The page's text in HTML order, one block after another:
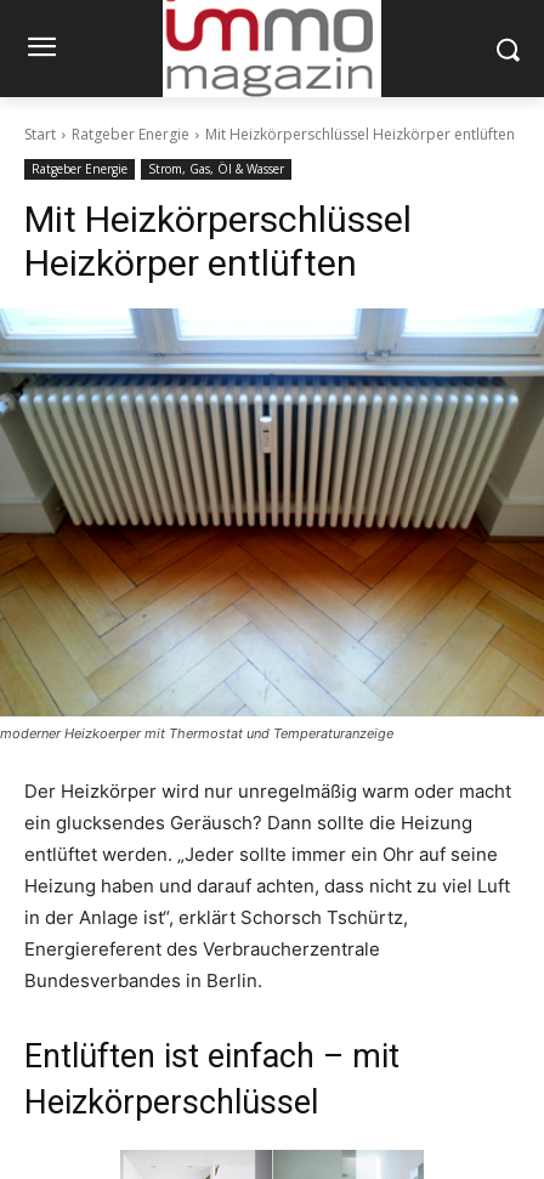
Start Ratgeber Energie Mit Heizkörperschlüssel Heizkörper entlüften
Ratgeber Energie Strom, Gas, Öl & Wasser
Mit Heizkörperschlüssel
Heizkörper entlüften
moderner Heizkoerper mit Thermostat und Temperaturanzeige
Der Heizkörper wird nur unregelmäßig warm oder macht
ein glucksendes Geräusch? Dann sollte die Heizung
entlüftet werden. „Jeder sollte immer ein Ohr auf seine
Heizung haben und darauf achten, dass nicht zu viel Luft
in der Anlage ist“, erklärt Schorsch Tschürtz,
Energiereferent des Verbraucherzentrale
Bundesverbandes in Berlin.
Entlüften ist einfach – mit
Heizkörperschlüssel